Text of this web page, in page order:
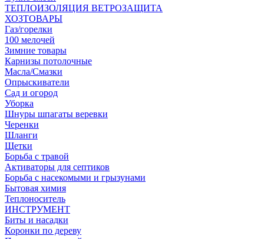
ТЕПЛОИЗОЛЯЦИЯ ВЕТРОЗАЩИТА
ХОЗТОВАРЫ
Газ/горелки
100 мелочей
Зимние товары
Карнизы потолочные
Масла/Смазки
Опрыскиватели
Сад и огород
Уборка
Шнуры шпагаты веревки
Черенки
Шланги
Щетки
Борьба с травой
Активаторы для септиков
Борьба с насекомыми и грызунами
Бытовая химия
Теплоноситель
ИНСТРУМЕНТ
Биты и насадки
Коронки по дереву